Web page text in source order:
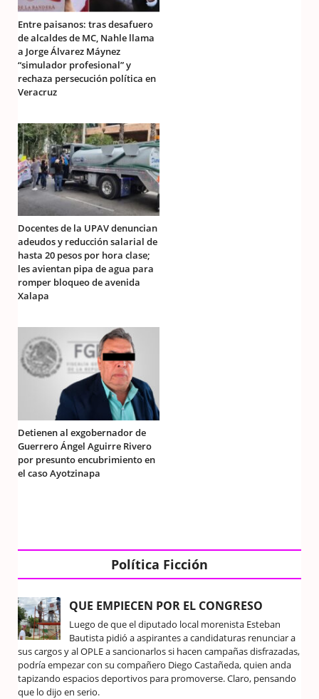
Entre paisanos: tras desafuero
de alcaldes de MC, Nahle llama
a Jorge Álvarez Máynez
“simulador profesional” y
rechaza persecución política en
Veracruz
Docentes de la UPAV denuncian
adeudos y reducción salarial de
hasta 20 pesos por hora clase;
les avientan pipa de agua para
romper bloqueo de avenida
Xalapa
Detienen al exgobernador de
Guerrero Ángel Aguirre Rivero
por presunto encubrimiento en
el caso Ayotzinapa
Política Ficción
QUE EMPIECEN POR EL CONGRESO
Luego de que el diputado local morenista Esteban
Bautista pidió a aspirantes a candidaturas renunciar a
sus cargos y al OPLE a sancionarlos si hacen campañas disfrazadas,
podría empezar con su compañero Diego Castañeda, quien anda
tapizando espacios deportivos para promoverse. Claro, pensando
que lo dijo en serio.